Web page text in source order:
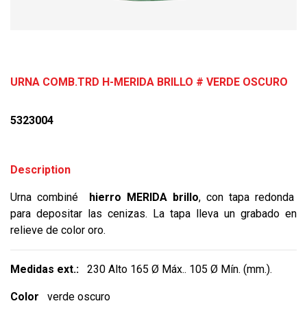
URNA COMB.TRD H-MERIDA BRILLO # VERDE OSCURO
5323004
Description
Urna combiné hierro MERIDA brillo, con tapa redonda
para depositar las cenizas. La tapa lleva un grabado en
relieve de color oro.
Medidas ext.: 230 Alto 165 Ø Máx.. 105 Ø Mín. (mm.).
Color verde oscuro